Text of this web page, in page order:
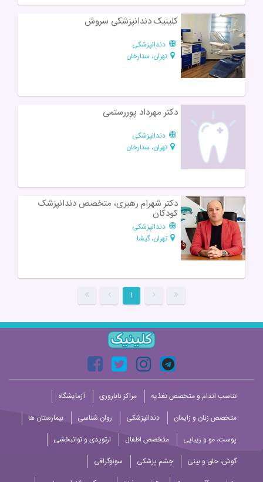
کلینیک دندانپزشکی سروش
دندانپزشکی
تهران، ستارخان
دکتر مهرداد پوررستمی
دندانپزشکی
تهران، ستارخان
دکتر شهرام رهبری، متخصص دندانپزشک
کودکان
دندانپزشکی
تهران، گیشا
۱
تناسب اندام و متخصص تغذیه مراکز ناباروری
آزمایشگاه
متخصص زنان و زایمان
دندانپزشکی روان شناسی
بیمارستان ها
پوست، مو و زیبایی
متخصص اطفال
ارتوپدی و توانبخشی
گوش، حلق و بینی
چشم پزشکی
سونوگرافی